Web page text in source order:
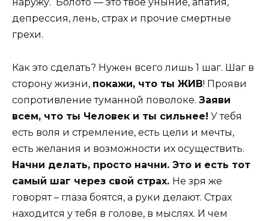
наружу. Болото — это твое уныние, апатия,
депрессия, лень, страх и прочие смертные
грехи.
Как это сделать? Нужен всего лишь 1 шаг. Шаг в
сторону жизни, покажи, что ты ЖИВ! Прояви
сопротивление туманной поволоке. Заяви
всем, что ты Человек и ты сильнее! У тебя
есть воля и стремление, есть цели и мечты,
есть желания и возможности их осуществить.
Начни делать, просто начни. Это и есть тот
самый шаг через свой страх. Не зря же
говорят – глаза боятся, а руки делают. Страх
находится у тебя в голове, в мыслях. И чем